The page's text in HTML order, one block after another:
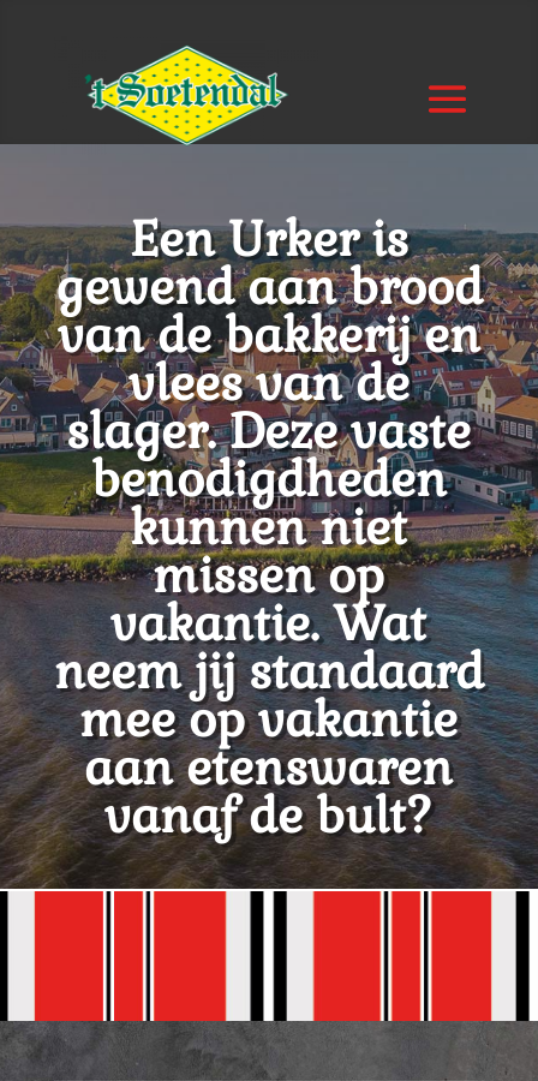
Een Urker is
gewend aan brood
van de bakkerij en
vlees van de
slager. Deze vaste
benodigdheden
kunnen niet
missen op
vakantie. Wat
neem jij standaard
mee op vakantie
aan etenswaren
vanaf de bult?